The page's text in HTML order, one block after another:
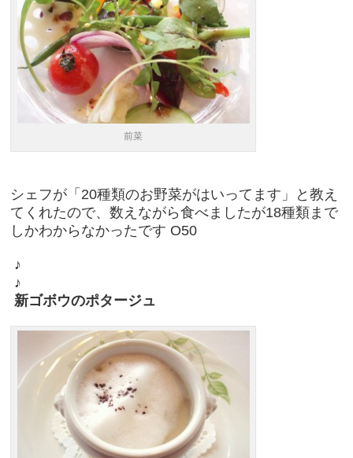
前菜
シェフが「20種類のお野菜がはいってます」と教え
てくれたので、数えながら食べましたが18種類まで
しかわからなかったです O50
♪
♪
新ゴボウのポタージュ